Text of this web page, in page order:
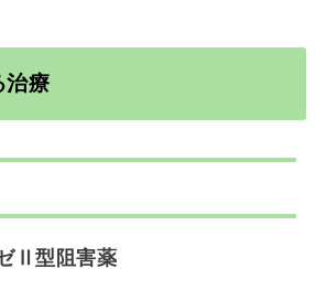
治療
Ⅱ型阻害薬